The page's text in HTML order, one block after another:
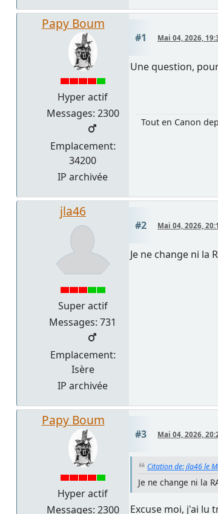
Papy Boum
Hyper actif
Messages: 2300
Emplacement:
34200
IP archivée
#1 Mai 04, 2026,
Une question,
Tout en Canon
jla46
Super actif
Messages: 731
Emplacement:
Isère
IP archivée
#2 Mai 04, 2026,
Je ne change ni la
Papy Boum
Hyper actif
Messages: 2300
#3 Mai 04, 2026,
Citation de: jla46 le
Je ne change ni la
Excuse moi, j'ai lu